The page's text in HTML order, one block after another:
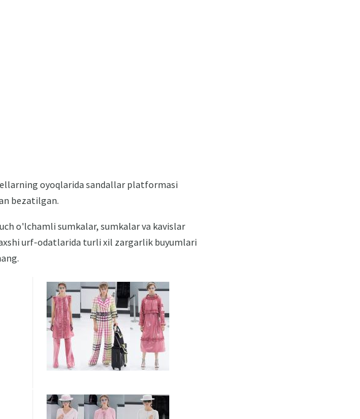
oyoqlarida sandallar platformasi
bezatilgan.
o'lchamli sumkalar, sumkalar va kavislar
urf-odatlarida turli xil zargarlik buyumlari